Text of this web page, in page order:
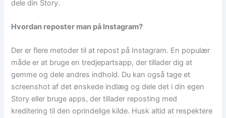
dele din Story.
Hvordan reposter man på Instagram?
Der er flere metoder til at repost på Instagram. En populær
måde er at bruge en tredjepartsapp, der tillader dig at
gemme og dele andres indhold. Du kan også tage et
screenshot af det ønskede indlæg og dele det i din egen
Story eller bruge apps, der tillader reposting med
kreditering til den oprindelige kilde. Husk altid at respektere